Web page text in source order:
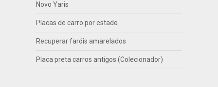
Novo Yaris
Placas de carro por estado
Recuperar faróis amarelados
Placa preta carros antigos (Colecionador)